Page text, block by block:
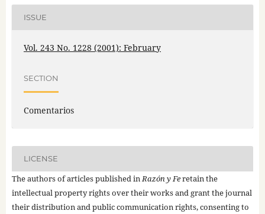
ISSUE
Vol. 243 No. 1228 (2001): February
SECTION
Comentarios
LICENSE
The authors of articles published inRazón y Feretain the
intellectual property rights over their works and grant the journal
their distribution and public communication rights, consenting to